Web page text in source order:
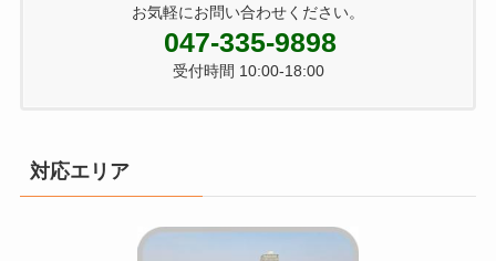
お気軽にお問い合わせください。
047-335-9898
受付時間 10:00-18:00
対応エリア